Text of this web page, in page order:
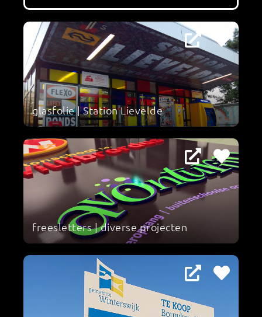
glasfolie | Station Lievelde
freesletters | diverse projecten